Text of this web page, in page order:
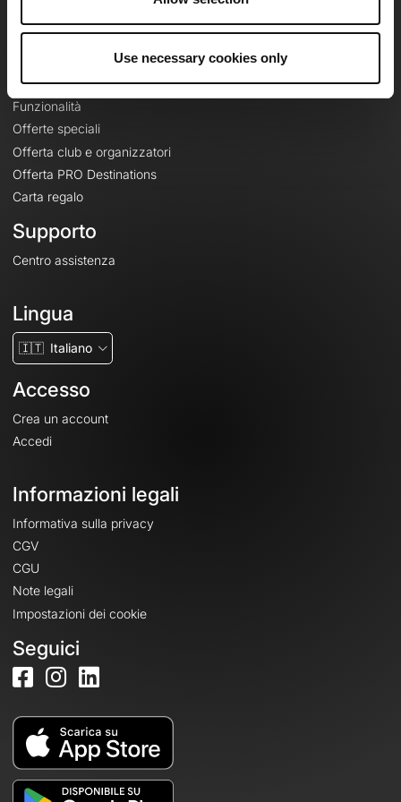
Use necessary cookies only
Le Mag'
Mappe di base topografiche
Funzionalità
Offerte speciali
Offerta club e organizzatori
Offerta PRO Destinations
Carta regalo
Supporto
Centro assistenza
Lingua
🇮🇹 Italiano
Accesso
Crea un account
Accedi
Informazioni legali
Informativa sulla privacy
CGV
CGU
Note legali
Impostazioni dei cookie
Seguici